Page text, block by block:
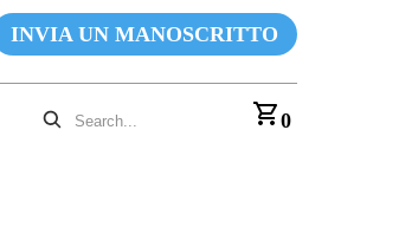
INVIA UN MANOSCRITTO
0